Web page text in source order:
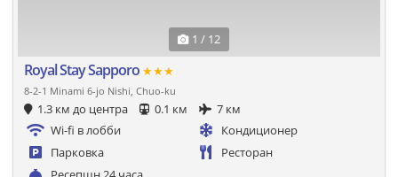
1 / 12
Royal Stay Sapporo ★★★
8-2-1 Minami 6-jo Nishi, Chuo-ku
1.3 км до центра 0.1 км
7 км
Wi-fi в лобби
Кондиционер
Парковка
Ресторан